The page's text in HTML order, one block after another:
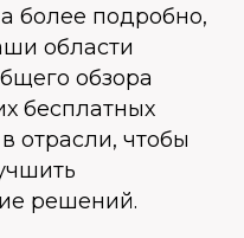
более подробно,
области
обзора
бесплатных
отрасли, чтобы
решений.